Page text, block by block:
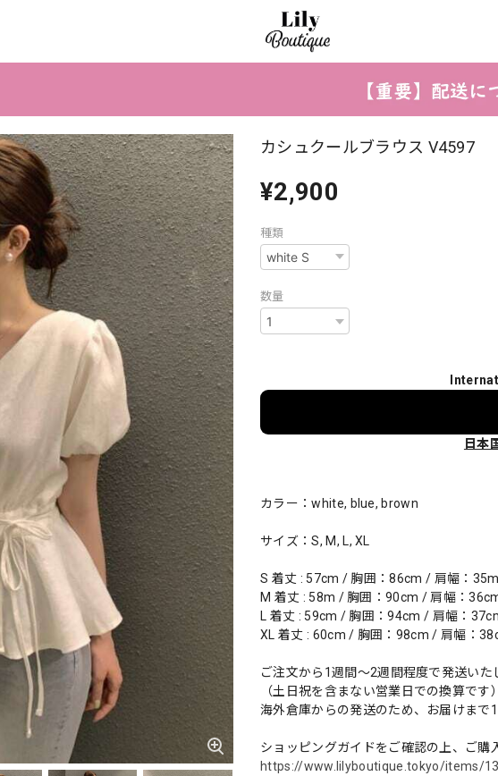
カシュクールブラウス V4597
¥2,900
種類
数量
日本
カラー：white, blue, brown
サイズ：S, M, L, XL
S 着丈 : 57cm / 胸囲：86cm / 肩幅：
M 着丈 : 58m / 胸囲：90cm / 肩幅：
L 着丈 : 59cm / 胸囲：94cm / 肩幅：
XL 着丈 : 60cm / 胸囲：98cm / 肩幅：
ご注文から1週間～2週間程度で発送いた
（土日祝を含まない営業日での換算です
海外倉庫からの発送のため、お届けまで
ショッピングガイドをご確認の上、ご購
https://www.lilyboutique.tokyo/items/